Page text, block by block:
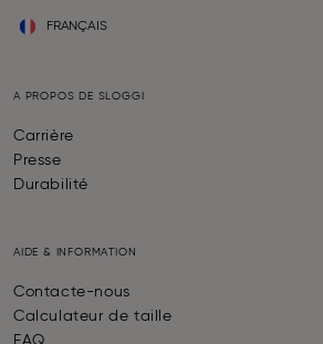
FRANÇAIS
A PROPOS DE SLOGGI
Carrière
Presse
Durabilité
AIDE & INFORMATION
Contacte-nous
Calculateur de taille